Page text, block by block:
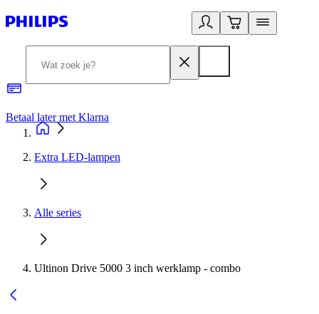
Betaal later met Klarna
Extra LED-lampen
Alle series
Ultinon Drive 5000 3 inch werklamp - combo